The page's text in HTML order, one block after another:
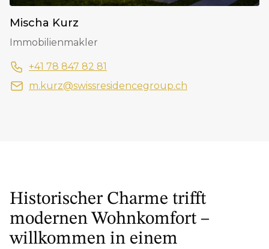
Mischa Kurz
Immobilienmakler
+41 78 847 82 81
m.kurz@swissresidencegroup.ch
Historischer Charme trifft
modernen Wohnkomfort –
willkommen in einem